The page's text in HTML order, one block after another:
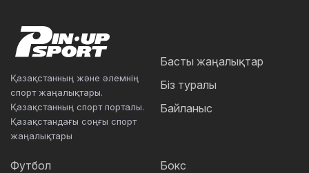
Қазақстанның және әлемнің
спорт жаңалықтары.
Қазақстанның спорт порталы.
Қазақстандағы соңғы спорт
жаңалықтары
Басты жаңалықтар
Біз туралы
Байланыс
Футбол
Бокс